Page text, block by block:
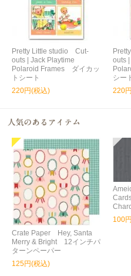
Pretty Little studio Cut-
outs | Jack Playtime
Polaroid Frames ダイカッ
トシート
220円(税込)
outs
シー
220
Crate Paper Hey, Santa
Merry & Bright 12インチパ
ターンペーパー
125円(税込)
100